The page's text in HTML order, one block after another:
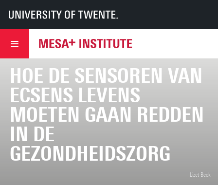
UT MESA+ MESA+
Nieuws
Hoe de sensoren van ECsens levens moeten gaan redden in de
Lizet Beek
HOE DE SENSOREN VAN
ECSENS LEVENS
MOETEN GAAN REDDEN
IN DE
GEZONDHEIDSZORG